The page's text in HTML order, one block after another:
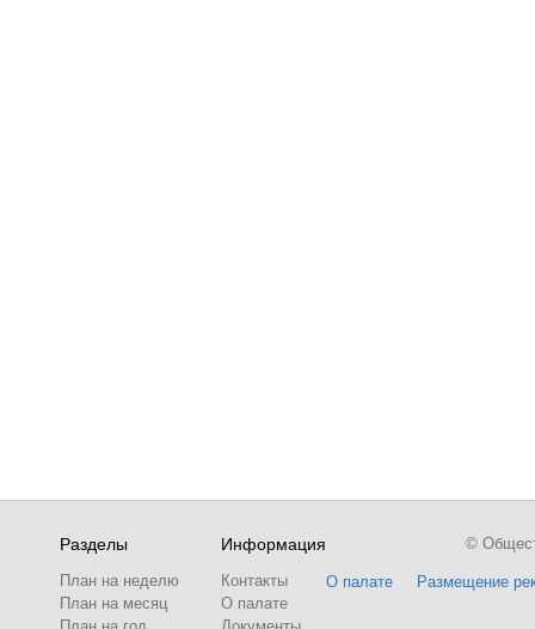
Разделы
План на неделю
План на месяц
Информация
Контакты
О палате
О палате Размещение
©